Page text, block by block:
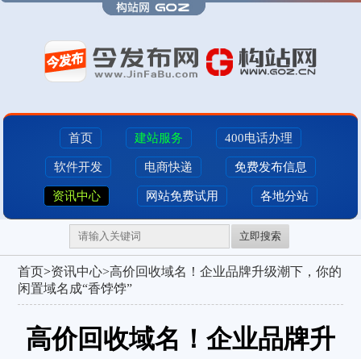
首页 建站服务 400电话办理
软件开发 电商快递 免费发布信息
资讯中心 网站免费试用 各地分站
立即搜索
首页>资讯中心>高价回收域名！企业品牌升级潮下，你的
闲置域名成“香饽饽”
高价回收域名！企业品牌升